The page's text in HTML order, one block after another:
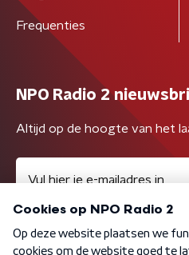
Frequenties
NPO Radio 2
Altijd op de hoogte van het